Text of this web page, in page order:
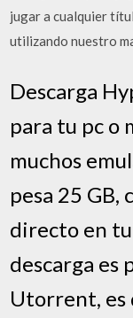
jugar a cualquier
utilizando nuestro
Descarga
para tu pc o
muchos
pesa 25 GB,
directo en
descarga
Utorrent, es